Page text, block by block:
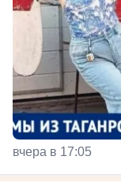
вчера в 17:05